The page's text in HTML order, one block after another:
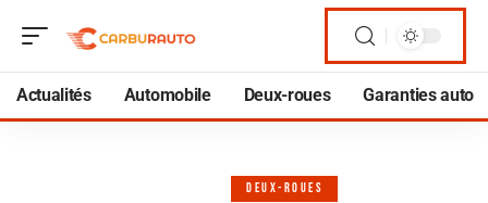
Actualités Automobile Deux-roues Garanties auto
DEUX-ROUES